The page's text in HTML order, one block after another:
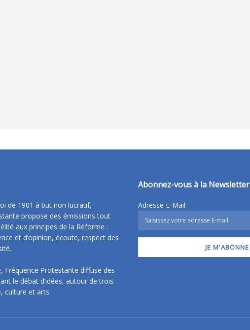
de 1901 à but non lucratif,
propose des émissions tout
aux principes de la Réforme :
et d’opinion, écoute, respect des
Fréquence Protestante diffuse des
le débat d’idées, autour de trois
culture et arts.
Abonnez-vous à la Newsletter
Adresse E-Mail: